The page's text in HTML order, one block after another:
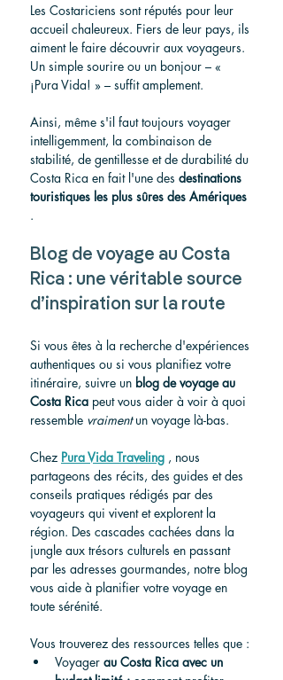
Les Costariciens sont réputés pour leur
accueil chaleureux. Fiers de leur pays, ils
aiment le faire découvrir aux voyageurs.
Un simple sourire ou un bonjour – «
¡Pura Vida! » – suffit amplement.
Ainsi, même s'il faut toujours voyager
intelligemment, la combinaison de
stabilité, de gentillesse et de durabilité du
Costa Rica en fait l'une des destinations
touristiques les plus sûres des Amériques
.
Blog de voyage au Costa
Rica : une véritable source
d’inspiration sur la route
Si vous êtes à la recherche d'expériences
authentiques ou si vous planifiez votre
itinéraire, suivre un blog de voyage au
Costa Rica peut vous aider à voir à quoi
ressemble vraiment un voyage là-bas.
Chez Pura Vida Traveling , nous
partageons des récits, des guides et des
conseils pratiques rédigés par des
voyageurs qui vivent et explorent la
région. Des cascades cachées dans la
jungle aux trésors culturels en passant
par les adresses gourmandes, notre blog
vous aide à planifier votre voyage en
toute sérénité.
Vous trouverez des ressources telles que :
Voyager au Costa Rica avec un